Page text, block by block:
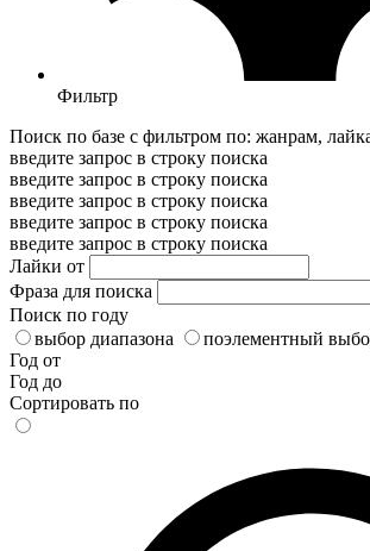
Фильтр
Поиск по базе с фильтром по: жанрам,
введите запрос в строку поиска
введите запрос в строку поиска
введите запрос в строку поиска
введите запрос в строку поиска
введите запрос в строку поиска
Лайки от
Фраза для поиска
Поиск по году
выбор диапазона
поэлементный
Год от
Год до
Сортировать по